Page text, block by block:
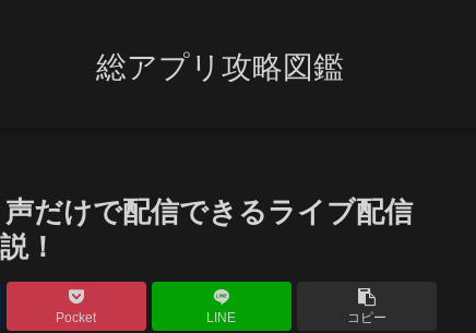
総アプリ攻略図鑑
だけで配信できるライブ配信
！
Pocket LINE コピー